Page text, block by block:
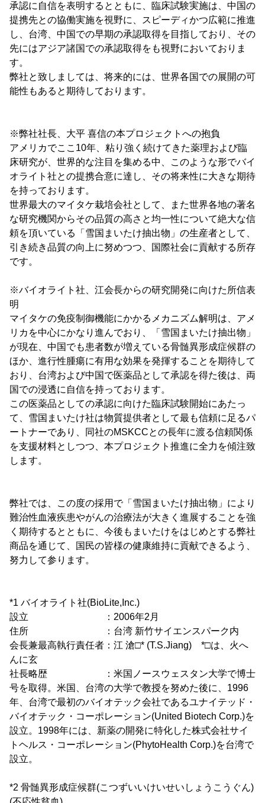
承認に自信を表明するとともに、臨床試験実施は、中国の
提携先との協働実施を視野に、スピーディかつ広範に推進
し、台湾、中国での早期の承認取得を目指しており、その
先にはアジア諸国での承認取得をも視野においておりま
す。
弊社と致しましては、将来的には、世界各国での展開の可
能性もあると期待しております。
※弊社社長、大平 喜信の本プロジェクトへの抱負
アメリカでここ10年、粘り強く続けてきた薬理および臨
床研究が、世界的な注目を集める中、このような形でバイ
オライト社との提携合意に達し、その将来性に大きな期待
を持っております。
世界最大のマイタケ栽培会社として、また世界各地の著名
な研究機関からその品質の高さと均一性について絶大な信
頼を頂いている「雪国まいたけ抽出物」の生産者として、
引き続き品質の向上に努めつつ、国際社会に貢献する所存
です。
※バイオライト社、江会長からの研究開発に向けた所信表
明
マイタケの免疫制御機能にかかるメカニズム解明は、アメ
リカを中心にかなり進んでおり、「雪国まいたけ抽出物」
が現在、中国でも患者数が増えている骨髄異形成症候群の
ほか、進行性腫瘍に有用な効果を発揮することを期待して
おり、台湾および中国で医薬品として承認を得た後は、両
国での浸透に自信を持っております。
この医薬品としての承認に向けた臨床試験開始にあたっ
て、雪国まいたけ社は物質提供者として最も信頼に足るパ
ートナーであり、同社のMSKCCとの長年に渡る信頼関係
を支援材料としつつ、本プロジェクト推進に全力を傾注致
します。
弊社では、この度の採用で「雪国まいたけ抽出物」により
難治性血液疾患やがんの治療法が大きく進展することを強
く期待するとともに、今後もまいたけをはじめとする弊社
商品を通じて、国民の皆様の健康維持に貢献できるよう、
努力して参ります。
*1 バイオライト社(BioLite,Inc.)
設立 ：2006年2月
住所 ：台湾 新竹サイエンスパーク内
会長兼最高執行責任者：江 滄□* (T.S.Jiang) *□は、火へ
んに玄
社長略歴 ：米国ノースウェスタン大学で博士
号を取得。米国、台湾の大学で教授を努めた後に、1996
年、台湾で最初のバイオテック会社であるユナイテッド・
バイオテック・コーポレーション(United Biotech Corp.)を
設立。1998年には、新薬の開発に特化した株式会社サイ
トヘルス・コーポレーション(PhytoHealth Corp.)を台湾で
設立。
*2 骨髄異形成症候群(こつずいいけいせいしょうこうぐん)